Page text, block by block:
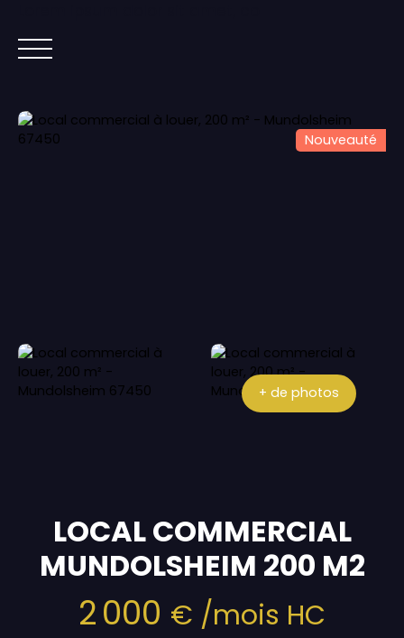
ACCUEIL ACHETER
IMMOBILIER NEUF
Nouveauté
+ de photos
LOCAL COMMERCIAL
MUNDOLSHEIM 200 M2
2 000 € /mois HC